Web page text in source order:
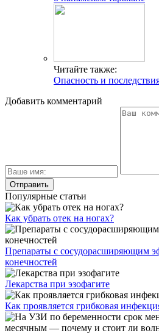
Читайте также:
Опасность и
Добавить комментарий
Популярные статьи
Как убрать отек на ногах?
Препараты с сосудорасширяющим
конечностей
Лекарства при эзофагите
Как проявляется грибковая